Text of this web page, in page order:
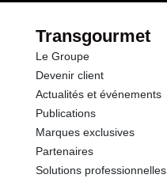
Transgourmet
Le Groupe
Devenir client
Actualités et événements
Publications
Marques exclusives
Partenaires
Solutions professionnelles